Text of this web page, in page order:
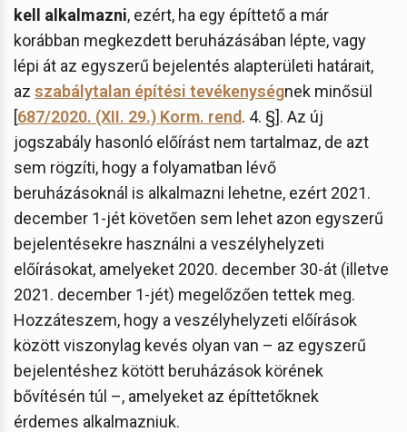
kell alkalmazni, ezért, ha egy építtető a már
korábban megkezdett beruházásában lépte, vagy
lépi át az egyszerű bejelentés alapterületi határait,
az szabálytalan építési tevékenységnek minősül
[687/2020. (XII. 29.) Korm. rend. 4. §]. Az új
jogszabály hasonló előírást nem tartalmaz, de azt
sem rögzíti, hogy a folyamatban lévő
beruházásoknál is alkalmazni lehetne, ezért 2021.
december 1-jét követően sem lehet azon egyszerű
bejelentésekre használni a veszélyhelyzeti
előírásokat, amelyeket 2020. december 30-át (illetve
2021. december 1-jét) megelőzően tettek meg.
Hozzáteszem, hogy a veszélyhelyzeti előírások
között viszonylag kevés olyan van – az egyszerű
bejelentéshez kötött beruházások körének
bővítésén túl –, amelyeket az építtetőknek
érdemes alkalmazniuk.